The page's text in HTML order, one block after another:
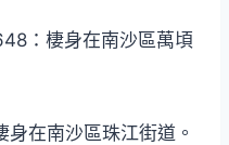
：棲身在南沙區萬頃
在南沙區珠江街道。